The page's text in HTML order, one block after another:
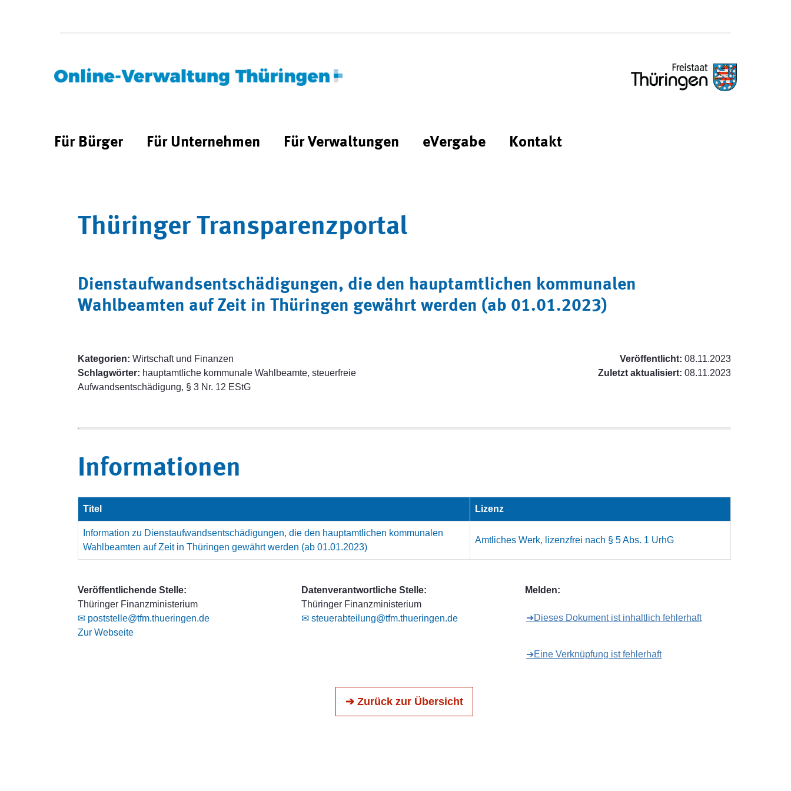
Für Bürger Für Unternehmen Für Verwaltungen eVergabe Kontakt
Thüringer Transparenzportal
Dienstaufwandsentschädigungen, die den hauptamtlichen kommunalen
Wahlbeamten auf Zeit in Thüringen gewährt werden (ab 01.01.2023)
Kategorien: Wirtschaft und Finanzen
Schlagwörter: hauptamtliche kommunale Wahlbeamte, steuerfreie
Aufwandsentschädigung, § 3 Nr. 12 EStG
Veröffentlicht: 08.11.2023
Zuletzt aktualisiert: 08.11.2023
Informationen
Titel Lizenz
Information zu Dienstaufwandsentschädigungen, die den hauptamtlichen kommunalen
Wahlbeamten auf Zeit in Thüringen gewährt werden (ab 01.01.2023)
Amtliches Werk, lizenzfrei nach § 5 Abs. 1 UrhG
Veröffentlichende Stelle:
Thüringer Finanzministerium
✉ poststelle@tfm.thueringen.de
Zur Webseite
Datenverantwortliche Stelle:
Thüringer Finanzministerium
✉ steuerabteilung@tfm.thueringen.de
Melden:
➔Dieses Dokument ist inhaltlich fehlerhaft
➔Eine Verknüpfung ist fehlerhaft
➔ Zurück zur Übersicht